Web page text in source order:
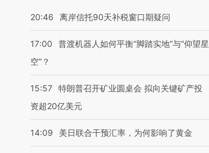
20:46 离岸信托90天补税窗口期疑问
17:00
普渡机器人如何平衡“脚踏实地”与“仰望星
空”？
15:57 特朗普召开矿业圆桌会 拟向关键矿产投
资超20亿美元
14:09 美日联合干预汇率，为何影响了黄金